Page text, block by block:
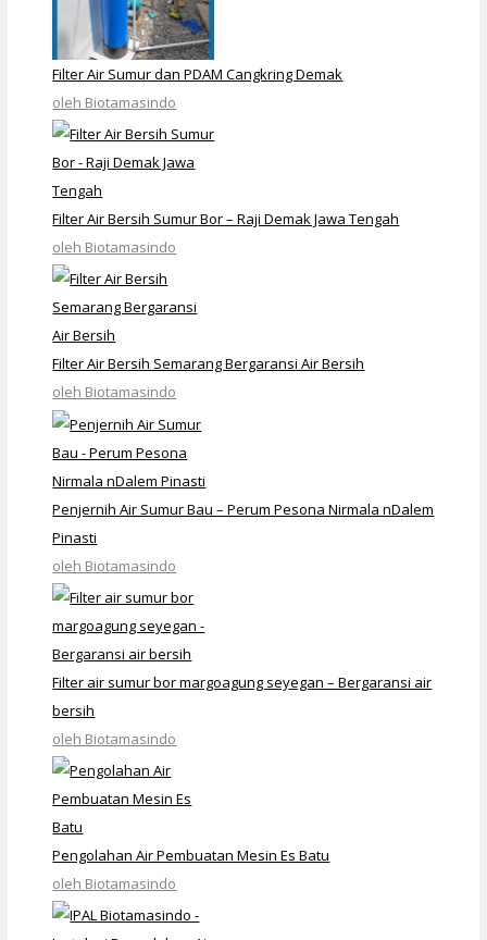
Filter Air Sumur dan PDAM Cangkring Demak
oleh Biotamasindo
Filter Air Bersih Sumur Bor – Raji Demak Jawa Tengah
oleh Biotamasindo
Filter Air Bersih Semarang Bergaransi Air Bersih
oleh Biotamasindo
Penjernih Air Sumur Bau – Perum Pesona Nirmala nDalem
Pinasti
oleh Biotamasindo
Filter air sumur bor margoagung seyegan – Bergaransi air
bersih
oleh Biotamasindo
Pengolahan Air Pembuatan Mesin Es Batu
oleh Biotamasindo